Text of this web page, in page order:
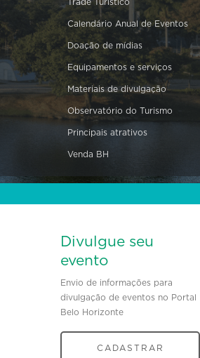
Trade Turístico
Calendário Anual de Eventos
Doação de mídias
Equipamentos e serviços
Materiais de divulgação
Observatório do Turismo
Principais atrativos
Venda BH
Divulgue seu
evento
Envio de informações para
divulgação de eventos no Portal
Belo Horizonte
CADASTRAR